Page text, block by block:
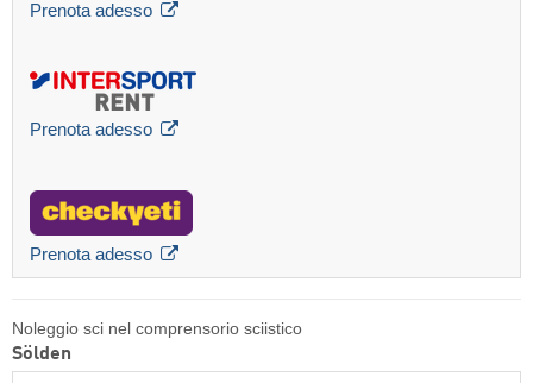
Prenota adesso
Prenota adesso
Prenota adesso
Noleggio sci nel comprensorio sciistico
Sölden